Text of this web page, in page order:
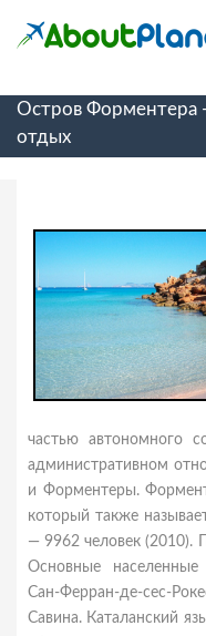
Остров Форментера
отдых
частью автономного
административном
и Форментеры.
который также
— 9962 человек (2010).
Основные
Сан-Ферран-де-сес-
Савина. Каталанский